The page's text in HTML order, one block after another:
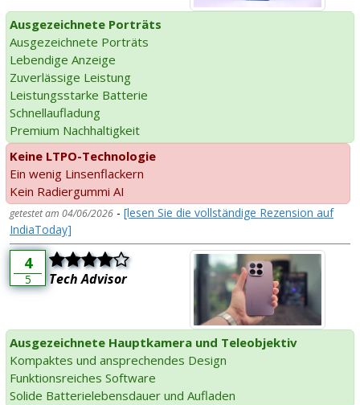
Ausgezeichnete Porträts
Ausgezeichnete Porträts
Lebendige Anzeige
Zuverlässige Leistung
Leistungsstarke Batterie
Schnellaufladung
Premium Nachhaltigkeit
Keine LTPO-Technologie
Ein wenig Linsenflackern
Kein Radiergummi AI
getestet am 04/06/2026 - [lesen Sie die vollständige Rezension auf
IndiaToday]
4
5 Tech Advisor
Ausgezeichnete Hauptkamera und Teleobjektiv
Kompaktes und ansprechendes Design
Funktionsreiches Software
Solide Batterielebensdauer und Aufladen